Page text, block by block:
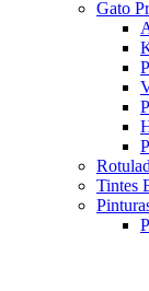
Gato
Tintes